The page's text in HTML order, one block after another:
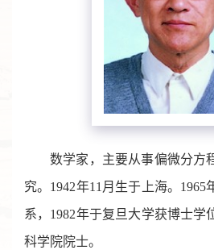
数学家，主要从事偏微分方
究。1942年11月生于上海。
系，1982年于复旦大学获博士学
科学院院士。